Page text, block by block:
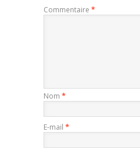
Commentaire *
Nom *
E-mail *